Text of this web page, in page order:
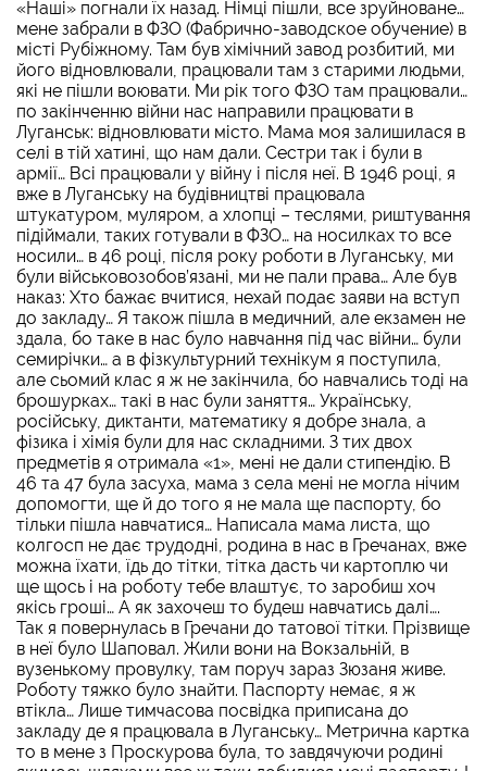
«Наші» погнали їх назад. Німці пішли, все зруйноване…
мене забрали в ФЗО (Фабрично-заводское обучение) в
місті Рубіжному. Там був хімічний завод розбитий, ми
його відновлювали, працювали там з старими людьми,
які не пішли воювати. Ми рік того ФЗО там працювали…
по закінченню війни нас направили працювати в
Луганськ: відновлювати місто. Мама моя залишилася в
селі в тій хатині, що нам дали. Сестри так і були в
армії… Всі працювали у війну і після неї. В 1946 році, я
вже в Луганську на будівництві працювала
штукатуром, муляром, а хлопці – теслями, риштування
підіймали, таких готували в ФЗО… на носилках то все
носили… в 46 році, після року роботи в Луганську, ми
були військовозобов’язані, ми не пали права… Але був
наказ: Хто бажає вчитися, нехай подає заяви на вступ
до закладу… Я також пішла в медичний, але екзамен не
здала, бо таке в нас було навчання під час війни… були
семирічки… а в фізкультурний технікум я поступила,
але сьомий клас я ж не закінчила, бо навчались тоді на
брошурках… такі в нас були заняття… Українську,
російську, диктанти, математику я добре знала, а
фізика і хімія були для нас складними. З тих двох
предметів я отримала «1», мені не дали стипендію. В
46 та 47 була засуха, мама з села мені не могла нічим
допомогти, ще й до того я не мала ще паспорту, бо
тільки пішла навчатися… Написала мама листа, що
колгосп не дає трудодні, родина в нас в Гречанах, вже
можна їхати, їдь до тітки, тітка дасть чи картоплю чи
ще щось і на роботу тебе влаштує, то заробиш хоч
якісь гроші… А як захочеш то будеш навчатись далі….
Так я повернулась в Гречани до татової тітки. Прізвище
в неї було Шаповал. Жили вони на Вокзальній, в
вузенькому провулку, там поруч зараз Зюзаня живе.
Роботу тяжко було знайти. Паспорту немає, я ж
втікла… Лише тимчасова посвідка приписана до
закладу де я працювала в Луганську… Метрична картка
то в мене з Проскурова була, то завдячуючи родині